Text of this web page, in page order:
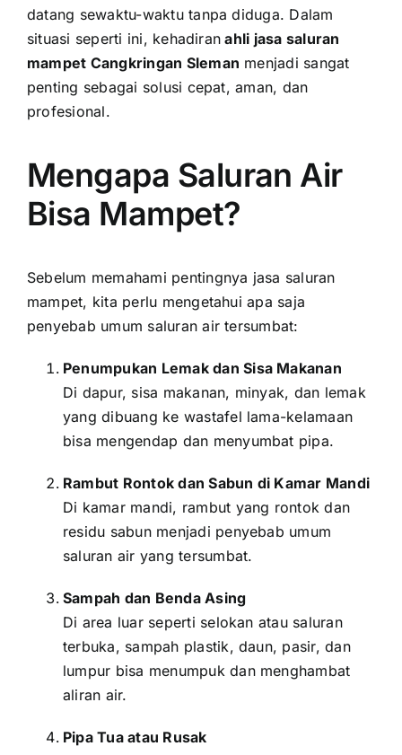
datang sewaktu-waktu tanpa diduga. Dalam
situasi seperti ini, kehadiran ahli jasa saluran
mampet Cangkringan Sleman menjadi sangat
penting sebagai solusi cepat, aman, dan
profesional.
Mengapa Saluran Air
Bisa Mampet?
Sebelum memahami pentingnya jasa saluran
mampet, kita perlu mengetahui apa saja
penyebab umum saluran air tersumbat:
Penumpukan Lemak dan Sisa Makanan
Di dapur, sisa makanan, minyak, dan lemak
yang dibuang ke wastafel lama-kelamaan
bisa mengendap dan menyumbat pipa.
Rambut Rontok dan Sabun di Kamar Mandi
Di kamar mandi, rambut yang rontok dan
residu sabun menjadi penyebab umum
saluran air yang tersumbat.
Sampah dan Benda Asing
Di area luar seperti selokan atau saluran
terbuka, sampah plastik, daun, pasir, dan
lumpur bisa menumpuk dan menghambat
aliran air.
Pipa Tua atau Rusak